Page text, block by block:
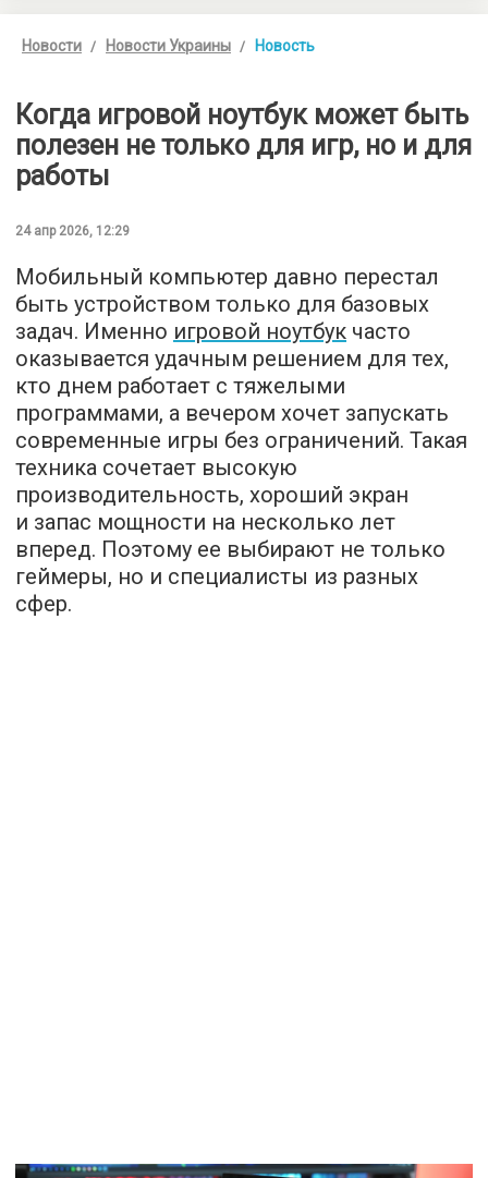
Новости Новости Украины Новость
Когда игровой ноутбук может быть
полезен не только для игр, но и для
работы
24 апр 2026, 12:29
Мобильный компьютер давно перестал
быть устройством только для базовых
задач. Именно игровой ноутбук часто
оказывается удачным решением для тех,
кто днем работает с тяжелыми
программами, а вечером хочет запускать
современные игры без ограничений. Такая
техника сочетает высокую
производительность, хороший экран
и запас мощности на несколько лет
вперед. Поэтому ее выбирают не только
геймеры, но и специалисты из разных
сфер.